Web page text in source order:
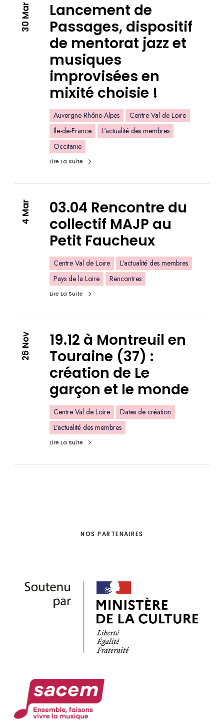
30 Mar
Lancement de
Passages, dispositif
de mentorat jazz et
musiques
improvisées en
mixité choisie !
Auvergne-Rhône-Alpes
Centre Val de Loire
Ile-de-France
L'actualité des membres
Occitanie
Lire La Suite
4 Mar
03.04 Rencontre du
collectif MAJP au
Petit Faucheux
Centre Val de Loire
L'actualité des membres
Pays de la Loire
Rencontres
Lire La Suite
26 Nov
19.12 à Montreuil en
Touraine (37) :
création de Le
garçon et le monde
Centre Val de Loire
Dates de création
L'actualité des membres
Lire La Suite
NOS PARTENAIRES